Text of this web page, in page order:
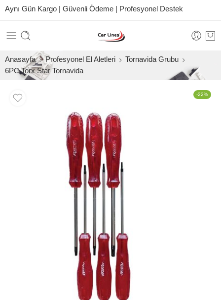
Aynı Gün Kargo | Güvenli Ödeme | Profesyonel Destek
Anasayfa Profesyonel El Aletleri
Tornavida Grubu
6PC Torx Star Tornavida
-22%